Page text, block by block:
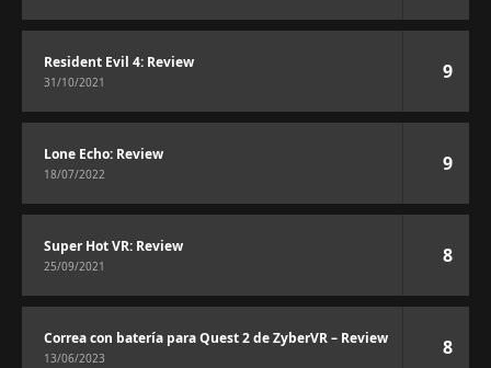
Resident Evil 4: Review
31/10/2021 9
Lone Echo: Review
18/07/2022 9
Super Hot VR: Review
25/09/2021 8
Correa con batería para Quest 2 de ZyberVR – Review
13/06/2023 8